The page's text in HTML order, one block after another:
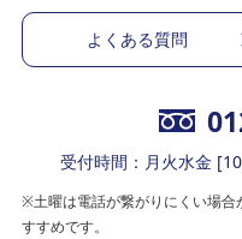
よくある質問
受付時間：月火水金
※土曜は電話が繋がりにくい場合
すすめです。